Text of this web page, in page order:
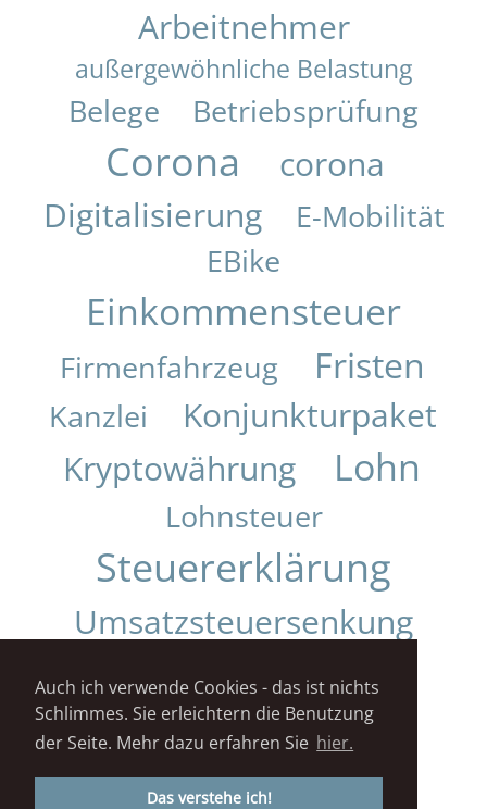
Auch ich verwende Cookies - das ist nichts
Schlimmes. Sie erleichtern die Benutzung
der Seite. Mehr dazu erfahren Sie hier.
Das verstehe ich!
Arbeitnehmer
außergewöhnliche Belastung
Belege Betriebsprüfung
Corona
corona
Digitalisierung
E-Mobilität
EBike
Einkommensteuer
Firmenfahrzeug Fristen
Kanzlei
Konjunkturpaket
Kryptowährung
Lohn
Lohnsteuer
Steuererklärung
Umsatzsteuersenkung
Urteil
Impressum
Datenschutz
STEUERKANZLEI DANIELA KUNZ© 2018